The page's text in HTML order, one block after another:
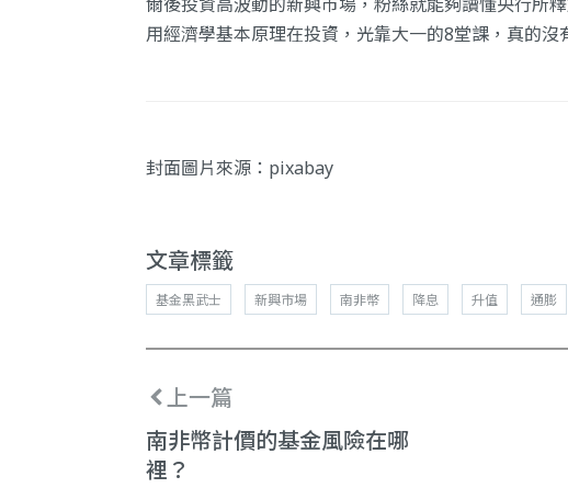
用經濟學基本原理在投資，光靠大一的8堂課，真的沒
封面圖片來源： pixabay
文章標籤
基金黑武士 新興市場 南非幣 降息 升值 通膨
上一篇
南非幣計價的基金風險在哪
裡？